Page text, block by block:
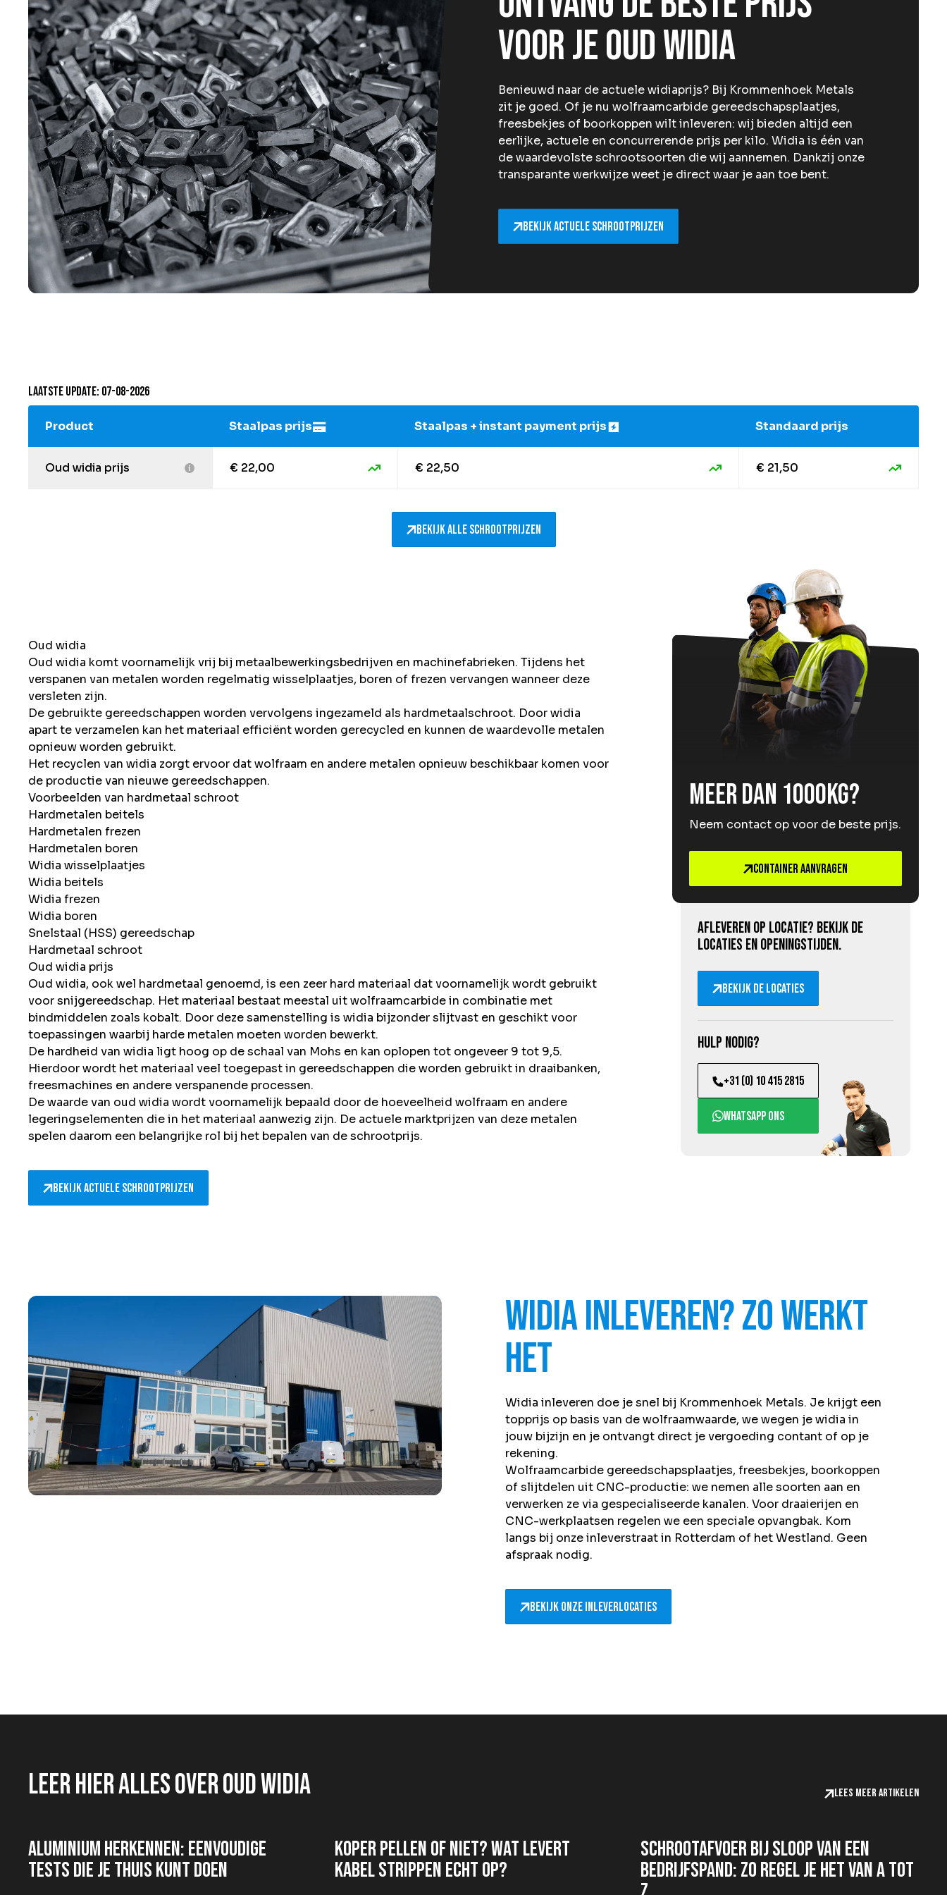
voor je oud widia
Benieuwd naar de actuele widiaprijs? Bij Krommenhoek Metals
zit je goed. Of je nu wolfraamcarbide gereedschapsplaatjes,
freesbekjes of boorkoppen wilt inleveren: wij bieden altijd een
eerlijke, actuele en concurrerende prijs per kilo. Widia is één van
de waardevolste schrootsoorten die wij aannemen. Dankzij onze
transparante werkwijze weet je direct waar je aan toe bent.
Bekijk actuele schrootprijzen
Laatste update: 07-08-2026
Product Staalpas prijs Staalpas + instant payment prijs Standaard prijs
Oud widia prijs € 22,00 € 22,50 € 21,50
Bekijk alle schrootprijzen
Oud widia
Oud widia komt voornamelijk vrij bij metaalbewerkingsbedrijven en machinefabrieken. Tijdens het
verspanen van metalen worden regelmatig wisselplaatjes, boren of frezen vervangen wanneer deze
versleten zijn.
De gebruikte gereedschappen worden vervolgens ingezameld als hardmetaalschroot. Door widia
apart te verzamelen kan het materiaal efficiënt worden gerecycled en kunnen de waardevolle metalen
opnieuw worden gebruikt.
Het recyclen van widia zorgt ervoor dat wolfraam en andere metalen opnieuw beschikbaar komen voor
de productie van nieuwe gereedschappen.
Voorbeelden van hardmetaal schroot
Hardmetalen beitels
Hardmetalen frezen
Hardmetalen boren
Widia wisselplaatjes
Widia beitels
Widia frezen
Widia boren
Snelstaal (HSS) gereedschap
Hardmetaal schroot
Oud widia prijs
Oud widia, ook wel hardmetaal genoemd, is een zeer hard materiaal dat voornamelijk wordt gebruikt
voor snijgereedschap. Het materiaal bestaat meestal uit wolfraamcarbide in combinatie met
bindmiddelen zoals kobalt. Door deze samenstelling is widia bijzonder slijtvast en geschikt voor
toepassingen waarbij harde metalen moeten worden bewerkt.
De hardheid van widia ligt hoog op de schaal van Mohs en kan oplopen tot ongeveer 9 tot 9,5.
Hierdoor wordt het materiaal veel toegepast in gereedschappen die worden gebruikt in draaibanken,
freesmachines en andere verspanende processen.
De waarde van oud widia wordt voornamelijk bepaald door de hoeveelheid wolfraam en andere
legeringselementen die in het materiaal aanwezig zijn. De actuele marktprijzen van deze metalen
spelen daarom een belangrijke rol bij het bepalen van de schrootprijs.
Bekijk actuele schrootprijzen
Meer dan 1000kg?
Neem contact op voor de beste prijs.
Container aanvragen
Afleveren op locatie? Bekijk de
locaties en openingstijden.
Bekijk de locaties
Hulp nodig?
+31 (0) 10 415 2815
WhatsApp ons
Widia inleveren? Zo werkt
het
Widia inleveren doe je snel bij Krommenhoek Metals. Je krijgt een
topprijs op basis van de wolfraamwaarde, we wegen je widia in
jouw bijzijn en je ontvangt direct je vergoeding contant of op je
rekening.
Wolfraamcarbide gereedschapsplaatjes, freesbekjes, boorkoppen
of slijtdelen uit CNC-productie: we nemen alle soorten aan en
verwerken ze via gespecialiseerde kanalen. Voor draaierijen en
CNC-werkplaatsen regelen we een speciale opvangbak. Kom
langs bij onze inleverstraat in Rotterdam of het Westland. Geen
afspraak nodig.
Bekijk onze inleverlocaties
Leer hier alles over oud widia Lees meer artikelen
Aluminium herkennen: eenvoudige
tests die je thuis kunt doen
Koper pellen of niet? Wat levert
kabel strippen echt op?
Schrootafvoer bij sloop van een
bedrijfspand: zo regel je het van A tot